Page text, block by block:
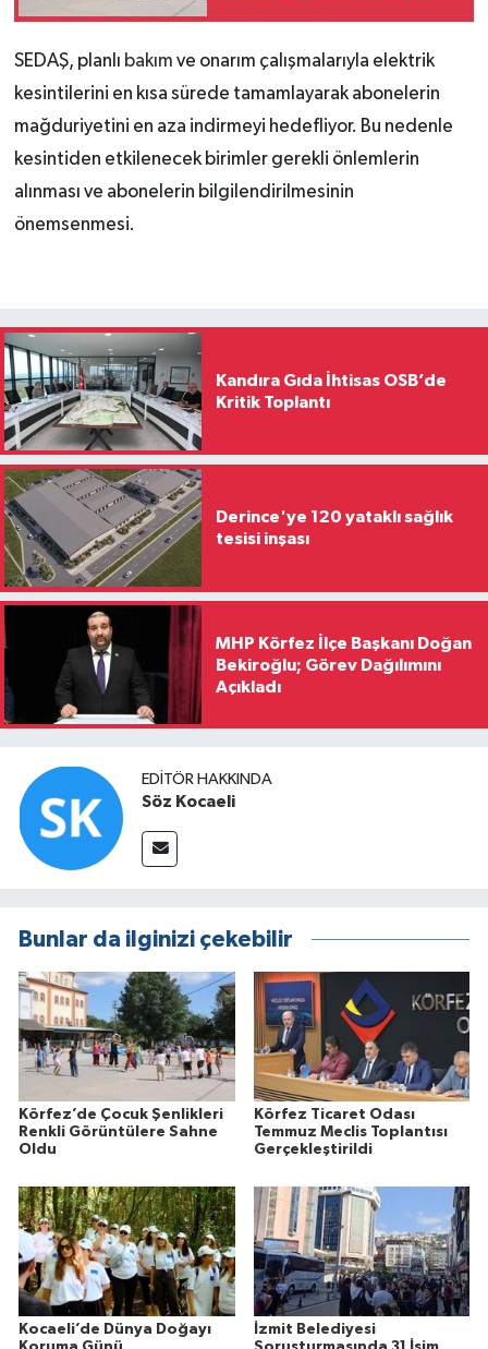
SEDAŞ, planlı bakım ve onarım çalışmalarıyla elektrik
kesintilerini en kısa sürede tamamlayarak abonelerin
mağduriyetini en aza indirmeyi hedefliyor. Bu nedenle
kesintiden etkilenecek birimler gerekli önlemlerin
alınması ve abonelerin bilgilendirilmesinin
önemsenmesi.
Kandıra Gıda İhtisas OSB’de
Kritik Toplantı
Derince'ye 120 yataklı sağlık
tesisi inşası
MHP Körfez İlçe Başkanı Doğan
Bekiroğlu; Görev Dağılımını
Açıkladı
EDITÖR HAKKINDA
Söz Kocaeli
Bunlar da ilginizi çekebilir
Körfez’de Çocuk Şenlikleri
Renkli Görüntülere Sahne
Oldu
Körfez Ticaret Odası
Temmuz Meclis Toplantısı
Gerçekleştirildi
Kocaeli’de Dünya Doğayı
İzmit Belediyesi